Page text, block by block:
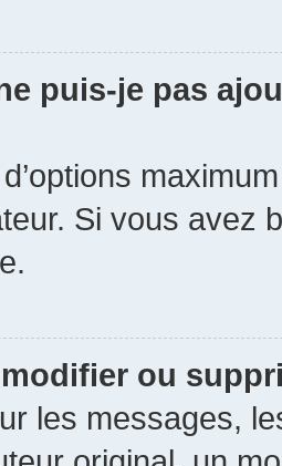
puis-je pas
Si vous avez
ou
les messages,